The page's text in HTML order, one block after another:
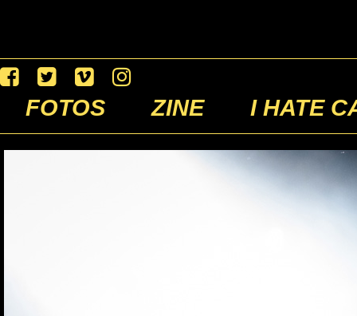
FOTOS ZINE I HATE